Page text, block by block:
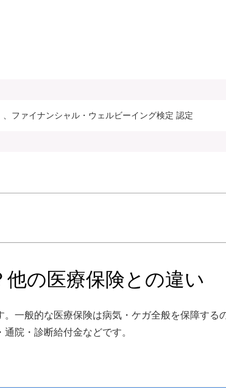
ファイナンシャル・ウェルビーイング検定 認定
他の医療保険との違い
一般的な医療保険は病気・ケガ全般を保障する
院・診断給付金などです。